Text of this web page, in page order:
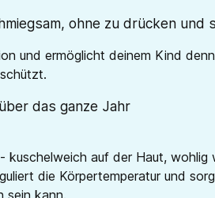
ohne zu drücken und
und ermöglicht deinem Kind
das ganze Jahr
auf der Haut, wohlig
die Körpertemperatur und
sein kann.